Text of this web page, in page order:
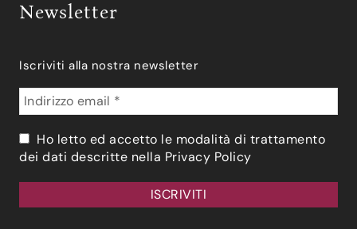
Newsletter
Iscriviti alla nostra newsletter
Ho letto ed accetto le modalità di trattamento
dei dati descritte nella Privacy Policy